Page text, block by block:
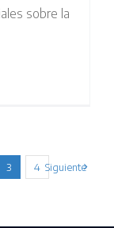
sobre la
3 4 Siguiente